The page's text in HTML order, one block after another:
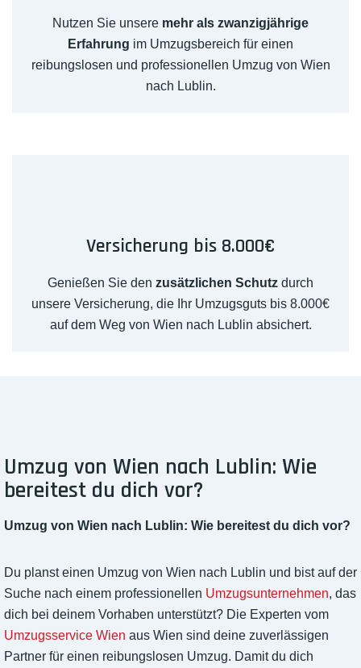
Nutzen Sie unsere mehr als zwanzigjährige
Erfahrung im Umzugsbereich für einen
reibungslosen und professionellen Umzug von Wien
nach Lublin.
Versicherung bis 8.000€
Genießen Sie den zusätzlichen Schutz durch
unsere Versicherung, die Ihr Umzugsguts bis 8.000€
auf dem Weg von Wien nach Lublin absichert.
Umzug von Wien nach Lublin: Wie
bereitest du dich vor?
Umzug von Wien nach Lublin: Wie bereitest du dich vor?
Du planst einen Umzug von Wien nach Lublin und bist auf der
Suche nach einem professionellen Umzugsunternehmen, das
dich bei deinem Vorhaben unterstützt? Die Experten vom
Umzugsservice Wien aus Wien sind deine zuverlässigen
Partner für einen reibungslosen Umzug. Damit du dich